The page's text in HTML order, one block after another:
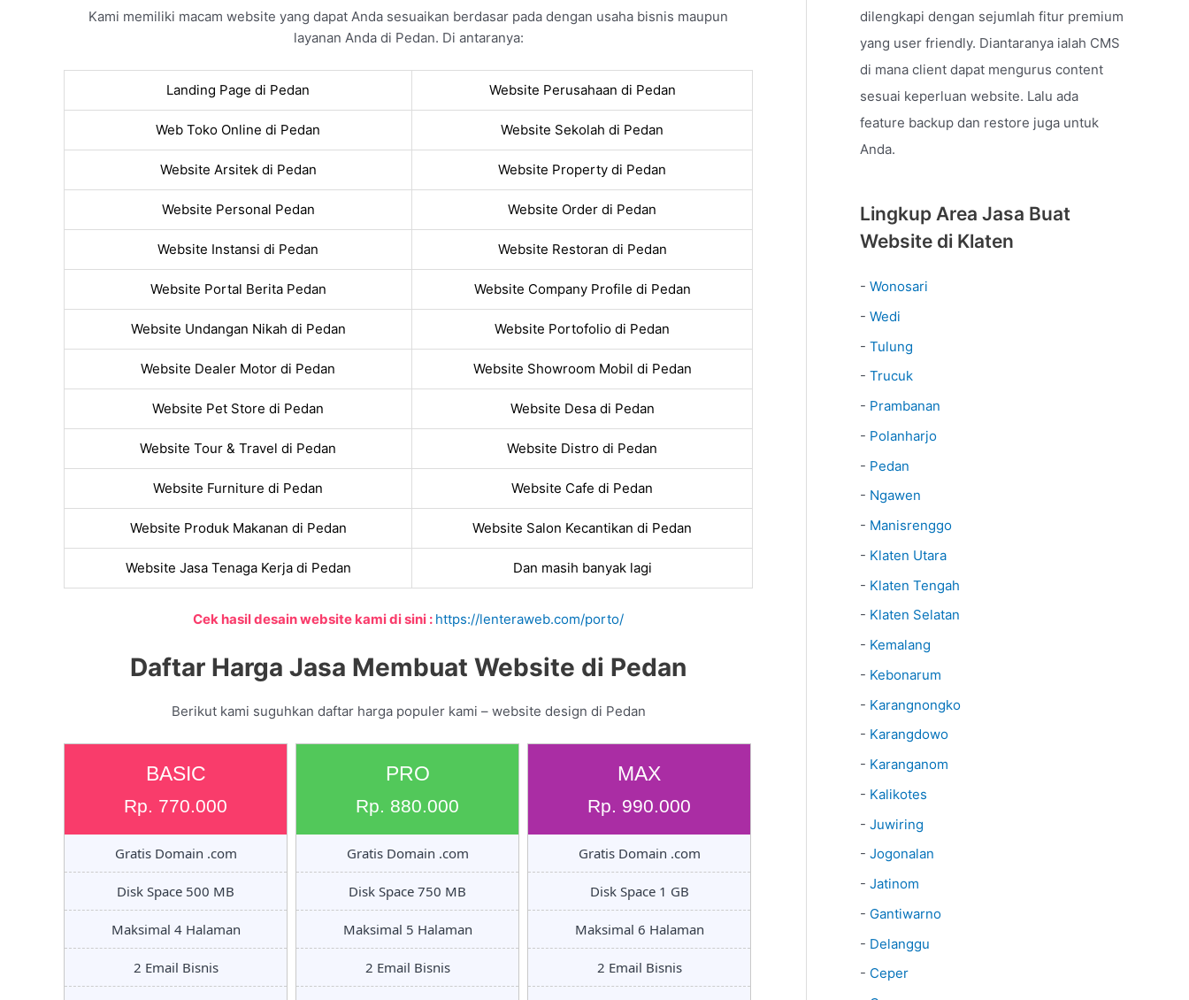
Kami memiliki macam website yang dapat Anda sesuaikan berdasar pada dengan usaha bisnis maupun
layanan Anda di Pedan. Di antaranya:
Landing Page di Pedan Website Perusahaan di Pedan
Web Toko Online di Pedan Website Sekolah di Pedan
Website Arsitek di Pedan Website Property di Pedan
Website Personal Pedan Website Order di Pedan
Website Instansi di Pedan Website Restoran di Pedan
Website Portal Berita Pedan Website Company Profile di Pedan
Website Undangan Nikah di Pedan Website Portofolio di Pedan
Website Dealer Motor di Pedan Website Showroom Mobil di Pedan
Website Pet Store di Pedan Website Desa di Pedan
Website Tour & Travel di Pedan Website Distro di Pedan
Website Furniture di Pedan Website Cafe di Pedan
Website Produk Makanan di Pedan Website Salon Kecantikan di Pedan
Website Jasa Tenaga Kerja di Pedan Dan masih banyak lagi
Cek hasil desain website kami di sini : https://lenteraweb.com/porto/
Daftar Harga Jasa Membuat Website di Pedan
Berikut kami suguhkan daftar harga populer kami – website design di Pedan
BASIC
Rp. 770.000
Gratis Domain .com
Disk Space 500 MB
Maksimal 4 Halaman
2 Email Bisnis
PRO
Rp. 880.000
Gratis Domain .com
Disk Space 750 MB
Maksimal 5 Halaman
2 Email Bisnis
MAX
Rp. 990.000
Gratis Domain .com
Disk Space 1 GB
Maksimal 6 Halaman
2 Email Bisnis
dilengkapi dengan sejumlah fitur premium
yang user friendly. Diantaranya ialah CMS
di mana client dapat mengurus content
sesuai keperluan website. Lalu ada
feature backup dan restore juga untuk
Anda.
Lingkup Area Jasa Buat
Website di Klaten
- Wonosari
- Wedi
- Tulung
- Trucuk
- Prambanan
- Polanharjo
- Pedan
- Ngawen
- Manisrenggo
- Klaten Utara
- Klaten Tengah
- Klaten Selatan
- Kemalang
- Kebonarum
- Karangnongko
- Karangdowo
- Karanganom
- Kalikotes
- Juwiring
- Jogonalan
- Jatinom
- Gantiwarno
- Delanggu
- Ceper